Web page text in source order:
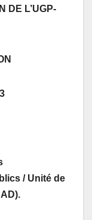
DE L’UGP-
/ Unité de